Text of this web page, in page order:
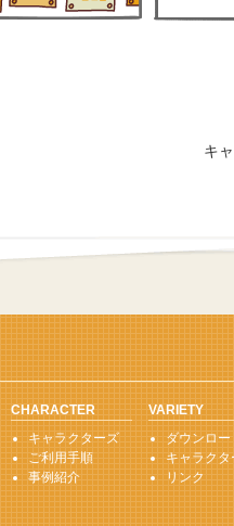
キ
CHARACTER
キャラクターズ
ご利用手順
事例紹介
VARIETY
ダウンロ
キャラク
リンク